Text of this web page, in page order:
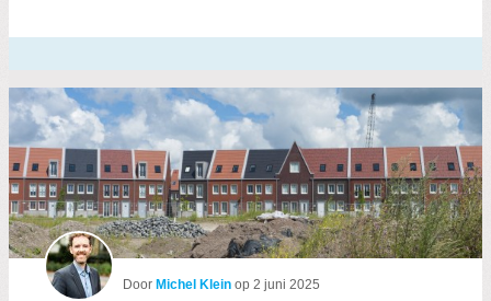
Door Michel Klein op 2 juni 2025